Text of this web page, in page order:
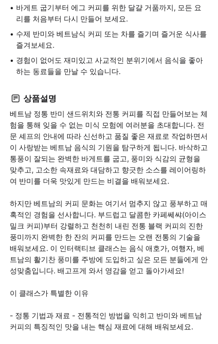
바게트 굽기부터 에그 커피를 위한 달걀 거품까지, 모든 요
리를 처음부터 다시 만들어 보세요.
수제 반미와 베트남식 커피 또는 차를 즐기며 즐거운 식사를
즐겨보세요.
경험이 없어도 재미있고 사교적인 분위기에서 음식을 좋아
하는 동료들을 만날 수 있습니다.
상품설명
베트남 정통 반미 샌드위치와 전통 커피를 직접 만들어보는 체
험을 통해 잊을 수 없는 미식 모험에 여러분을 초대합니다. 전
문 셰프의 안내에 따라 신선하고 품질 좋은 재료로 작업하면서
이 사랑받는 베트남 음식의 기원을 탐구하게 됩니다. 바삭하고
통풍이 잘되는 완벽한 바게트를 굽고, 풍미와 식감의 균형을
맞추고, 고소한 속재료와 대담하고 향긋한 소스를 레이어링하
여 반미를 더욱 맛있게 만드는 비결을 배워보세요.
하지만 베트남의 커피 문화는 여기서 멈추지 않고 풍부하고 매
혹적인 경험을 선사합니다. 부드럽고 달콤한 카페쎄쌰(아이스
밀크 커피)부터 강렬하고 천천히 내린 전통 블랙 커피의 진한
풍미까지 완벽한 한 잔의 커피를 만드는 오랜 전통의 기술을
배워보세요. 이 인터랙티브 클래스는 음식 애호가, 여행자, 베
트남의 활기찬 풍미를 주방에 도입하고 싶은 모든 분들에게 안
성맞춤입니다. 배고프게 와서 영감을 얻고 돌아가세요!
이 클래스가 특별한 이유
- 정통 기법과 재료 - 전통적인 방법을 익히고 반미와 베트남
커피의 특징적인 맛을 내는 핵심 재료에 대해 배워보세요.